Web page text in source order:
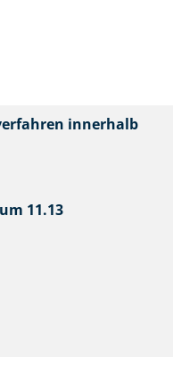
innerhalb
11.13